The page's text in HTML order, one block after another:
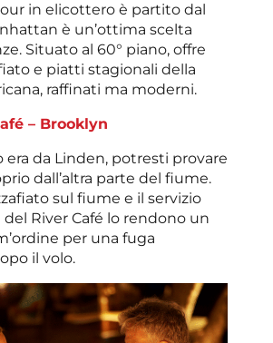
in elicottero è partito dal
è un’ottima scelta
Situato al 60° piano, offre
e piatti stagionali della
raffinati ma moderni.
– Brooklyn
era da Linden, potresti provare
dall’altra parte del fiume.
sul fiume e il servizio
River Café lo rendono un
per una fuga
il volo.